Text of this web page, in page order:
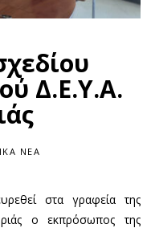
Δ.Ε.Υ.Α.
ΝΈΑ
στα γραφεία της
ο εκπρόσωπος της